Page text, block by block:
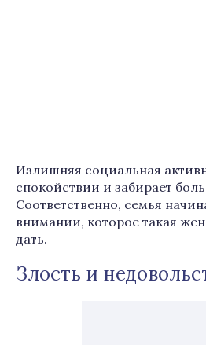
Излишняя социальная
спокойствии и забирает
Соответственно, семья
внимании, которое такая
дать.
Злость и